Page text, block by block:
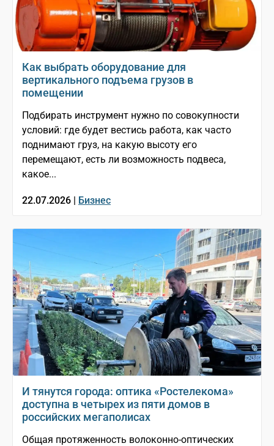
Как выбрать оборудование для
вертикального подъема грузов в
помещении
Подбирать инструмент нужно по совокупности
условий: где будет вестись работа, как часто
поднимают груз, на какую высоту его
перемещают, есть ли возможность подвеса,
какое...
22.07.2026 | Бизнес
И тянутся города: оптика «Ростелекома»
доступна в четырех из пяти домов в
российских мегаполисах
Общая протяженность волоконно-оптических